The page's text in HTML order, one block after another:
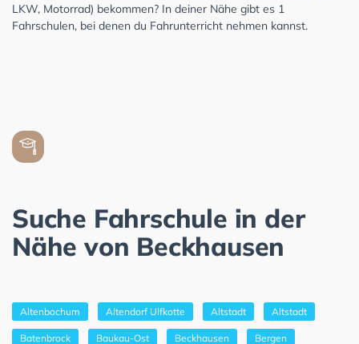
LKW, Motorrad) bekommen? In deiner Nähe gibt es 1
Fahrschulen, bei denen du Fahrunterricht nehmen kannst.
Suche Fahrschule in der
Nähe von Beckhausen
Altenbochum Altendorf Ulfkotte Altstadt Altstadt
Batenbrock Baukau-Ost Beckhausen Bergen